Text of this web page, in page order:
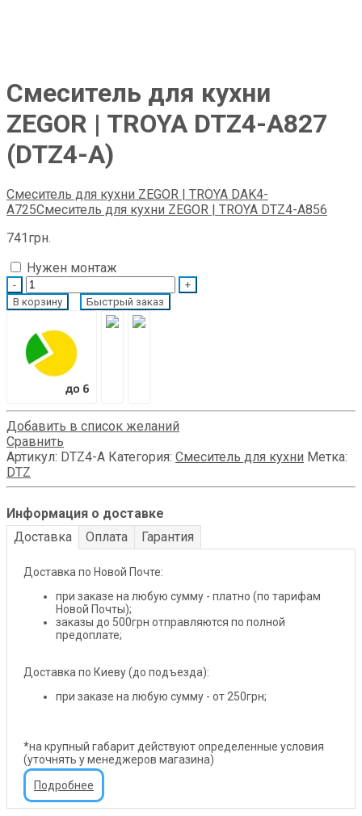
Смеситель для кухни
ZEGOR | TROYA DTZ4-A827
(DTZ4-A)
Смеситель для кухни ZEGOR | TROYA DAK4-
А725Смеситель для кухни ZEGOR | TROYA DTZ4-A856
741 грн.
Нужен монтаж
Quantity
В корзину Быстрый заказ
Добавить в список желаний
Сравнить
Артикул: DTZ4-A Категория: Смеситель для кухни Метка:
DTZ
Информация о доставке
Доставка
Оплата Гарантия
Доставка по Новой Почте:
при заказе на любую сумму - платно (по тарифам
Новой Почты);
заказы до 500грн отправляются по полной
предоплате;
Доставка по Киеву (до подъезда):
при заказе на любую сумму - от 250грн;
*на крупный габарит действуют определенные условия
(уточнять у менеджеров магазина)
Подробнее